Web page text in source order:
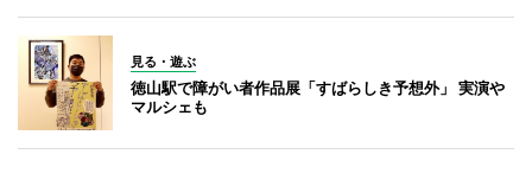
見る・遊ぶ
徳山駅で障がい者作品展「すばらしき予想外」 実演や
マルシェも